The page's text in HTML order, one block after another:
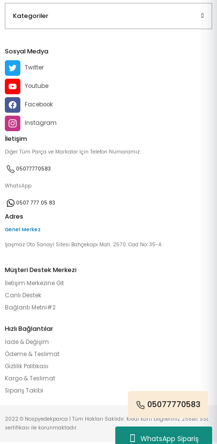
WhatsApp Sipariş
Kategoriler
Sosyal Medya
Twitter
Youtube
Facebook
Instagram
İletişim
Diğer Tüm Parça ve Markalar İçin Telefon Numaramız:
05077770583
WhatsApp
0507 777 05 83
Adres
Genel Merkez
Şaşmaz Oto Sanayi Sitesi Bahçekapı Mah. 2570. Cad No: 35-A
Müşteri Destek Merkezi
İletişim Merkezine Git
Canlı Destek
Bağlantı Metni#2
Hızlı Bağlantılar
İade & Değişim
Ödeme & Teslimat
Gizlilik Politikası
Kargo & Teslimat
Sipariş Takibi
05077770583
2022 © Nospyedekparca | Tüm Hakları Saklıdır. Kredi kartı bilgileriniz 256Bit SSL
sertifikası ile korunmaktadır.